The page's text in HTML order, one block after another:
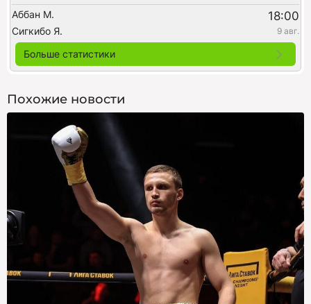
Аббан М. 18:00
Сигкибо Я. 9 авг.
Больше статистики
Похожие новости